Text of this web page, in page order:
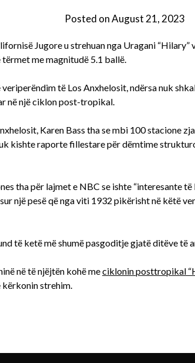
Posted onAugust 21, 2023
Jugore u strehuan nga Uragani
me magnitudë 5.1 ballë.
të Los Anxhelosit, ndërsa nuk
në një ciklon post-tropikal.
Karen Bass tha se mbi 100 stacione
kishte raporte fillestare për dëmtime
tha për lajmet e NBC se ishte “interesante
një pesë që nga viti 1932 pikërisht në këtë
të ketë më shumë pasgoditje gjatë ditëve të
në të njëjtën kohë meciklonin posttropikal
kërkonin strehim.